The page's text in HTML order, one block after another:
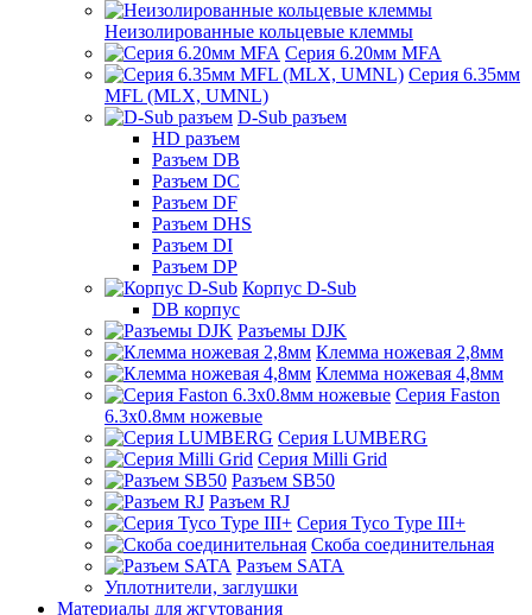
Неизолированные кольцевые клеммы
Серия 6.20мм MFA
Серия 6.35мм
MFL (MLX, UMNL)
D-Sub разъем
HD разъем
Разъем DB
Разъем DC
Разъем DF
Разъем DHS
Разъем DI
Разъем DP
Корпус D-Sub
DB корпус
Разъемы DJK
Клемма ножевая 2,8мм
Клемма ножевая 4,8мм
Серия Faston
6.3х0.8мм ножевые
Серия LUMBERG
Серия Milli Grid
Разъем SB50
Разъем RJ
Серия Tyco Type III+
Скоба соединительная
Разъем SATA
Уплотнители, заглушки
Материалы для жгутования